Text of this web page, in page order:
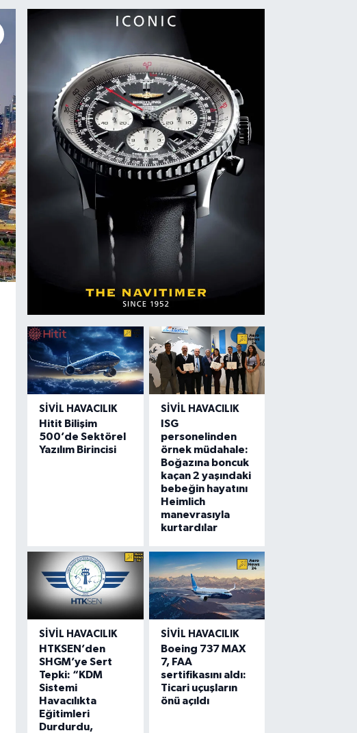
SIVIL HAVACILIK
Hitit Bilişim
500’de Sektörel
Yazılım Birincisi
SIVIL HAVACILIK
ISG
personelinden
örnek müdahale:
Boğazına boncuk
kaçan 2 yaşındaki
bebeğin hayatını
Heimlich
manevrasıyla
kurtardılar
SIVIL HAVACILIK
HTKSEN’den
SHGM’ye Sert
Tepki: “KDM
Sistemi
Havacılıkta
Eğitimleri
Durdurdu,
SIVIL HAVACILIK
Boeing 737 MAX
7, FAA
sertifikasını aldı:
Ticari uçuşların
önü açıldı